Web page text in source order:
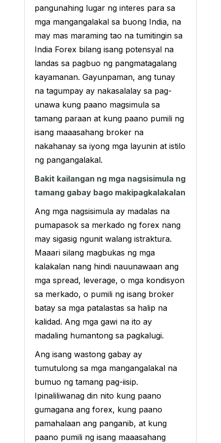
pangunahing lugar ng interes para sa
mga mangangalakal sa buong India, na
may mas maraming tao na tumitingin sa
India Forex bilang isang potensyal na
landas sa pagbuo ng pangmatagalang
kayamanan. Gayunpaman, ang tunay
na tagumpay ay nakasalalay sa pag-
unawa kung paano magsimula sa
tamang paraan at kung paano pumili ng
isang maaasahang broker na
nakahanay sa iyong mga layunin at istilo
ng pangangalakal.
Bakit kailangan ng mga nagsisimula ng
tamang gabay bago makipagkalakalan
Ang mga nagsisimula ay madalas na
pumapasok sa merkado ng forex nang
may sigasig ngunit walang istraktura.
Maaari silang magbukas ng mga
kalakalan nang hindi nauunawaan ang
mga spread, leverage, o mga kondisyon
sa merkado, o pumili ng isang broker
batay sa mga patalastas sa halip na
kalidad. Ang mga gawi na ito ay
madaling humantong sa pagkalugi.
Ang isang wastong gabay ay
tumutulong sa mga mangangalakal na
bumuo ng tamang pag-iisip.
Ipinaliliwanag din nito kung paano
gumagana ang forex, kung paano
pamahalaan ang panganib, at kung
paano pumili ng isang maaasahang